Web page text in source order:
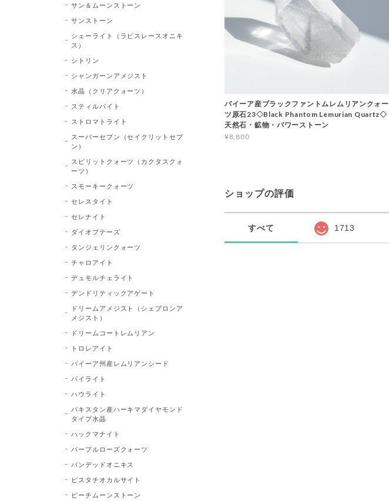
バイーア産ブラックファントムレムリアンクォー
ツ原石23◇Black Phantom Lemurian Quartz◇
天然石・鉱物・パワーストーン
¥8,800
ショップの評価
すべて 1713
サン＆ムーンストーン
サンストーン
シェーライト（ラピスレースオニキ
ス）
シトリン
シャンガーンアメジスト
水晶（クリアクォーツ）
スティルバイト
ストロマトライト
スーパーセブン（セイクリットセブ
ン）
スピリットクォーツ（カクタスクォ
ーツ）
スモーキークォーツ
セレスタイト
セレナイト
ダイオプテーズ
タンジェリンクォーツ
チャロアイト
デュモルチェライト
デンドリティックアゲート
ドリームアメジスト（シェブロンア
メジスト）
ドリームコートレムリアン
トロレアイト
バイーア州産レムリアンシード
パイライト
ハウライト
パキスタン産ハーキマダイヤモンド
タイプ水晶
ハックマナイト
パープルローズクォーツ
バンデッドオニキス
ピスタチオカルサイト
ピーチムーンストーン